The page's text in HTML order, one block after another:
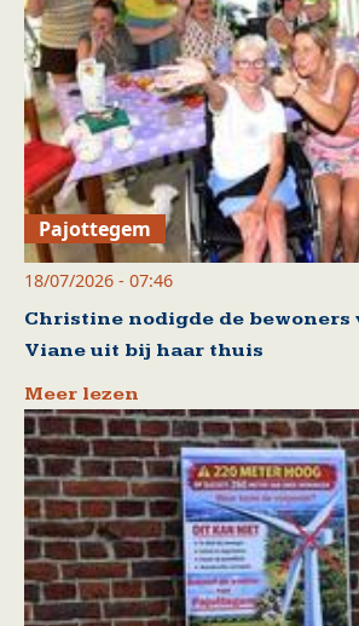
Pajottegem
18/07/2026 - 07:46
Christine nodigde de bewoners
Viane uit bij haar thuis
Meer lezen